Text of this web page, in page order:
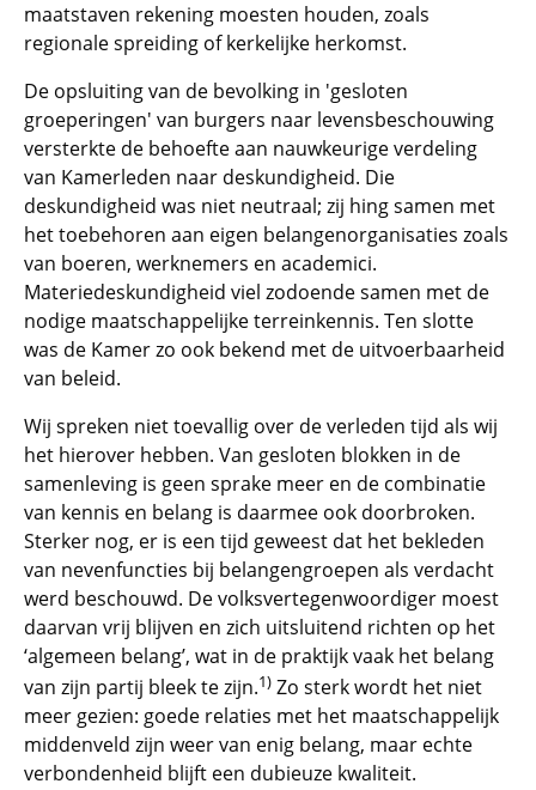
maatstaven rekening moesten houden, zoals
regionale spreiding of kerkelijke herkomst.
De opsluiting van de bevolking in 'gesloten
groeperingen' van burgers naar levensbeschouwing
versterkte de behoefte aan nauwkeurige verdeling
van Kamerleden naar deskundigheid. Die
deskundigheid was niet neutraal; zij hing samen met
het toebehoren aan eigen belangenorganisaties zoals
van boeren, werknemers en academici.
Materiedeskundigheid viel zodoende samen met de
nodige maatschappelijke terreinkennis. Ten slotte
was de Kamer zo ook bekend met de uitvoerbaarheid
van beleid.
Wij spreken niet toevallig over de verleden tijd als wij
het hierover hebben. Van gesloten blokken in de
samenleving is geen sprake meer en de combinatie
van kennis en belang is daarmee ook doorbroken.
Sterker nog, er is een tijd geweest dat het bekleden
van nevenfuncties bij belangengroepen als verdacht
werd beschouwd. De volksvertegenwoordiger moest
daarvan vrij blijven en zich uitsluitend richten op het
‘algemeen belang’, wat in de praktijk vaak het belang
van zijn partij bleek te zijn.1) Zo sterk wordt het niet
meer gezien: goede relaties met het maatschappelijk
middenveld zijn weer van enig belang, maar echte
verbondenheid blijft een dubieuze kwaliteit.